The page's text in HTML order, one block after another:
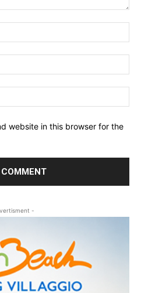
website in this browser for the
-